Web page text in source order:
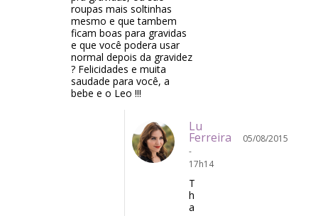
roupas mais soltinhas
mesmo e que tambem
ficam boas para gravidas
e que você podera usar
normal depois da gravidez
? Felicidades e muita
saudade para você, a
bebe e o Leo !!!
Lu
Ferreira
05/08/2015
-
17h14
T
h
a